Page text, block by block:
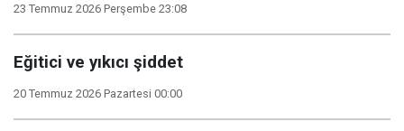
23 Temmuz 2026 Perşembe 23:08
Eğitici ve yıkıcı şiddet
20 Temmuz 2026 Pazartesi 00:00